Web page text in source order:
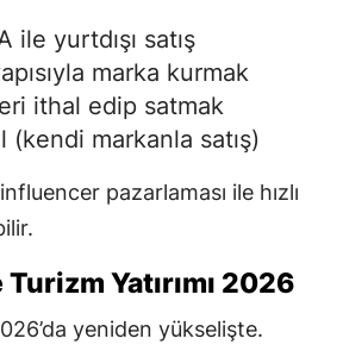
ile yurtdışı satış
marka kurmak
ithal edip satmak
(kendi markanla satış)
pazarlaması ile hızlı
Yatırımı 2026
yeniden yükselişte.